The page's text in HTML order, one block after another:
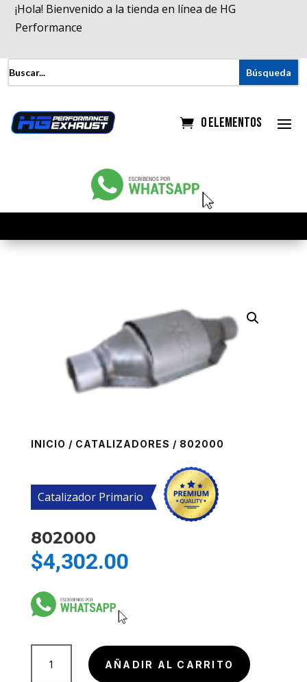
¡Hola! Bienvenido a la tienda en línea de HG
Performance
0 elementos
INICIO / CATALIZADORES / 802000
Catalizador Primario
802000
$4,302.00
cantidad
AÑADIR AL CARRITO